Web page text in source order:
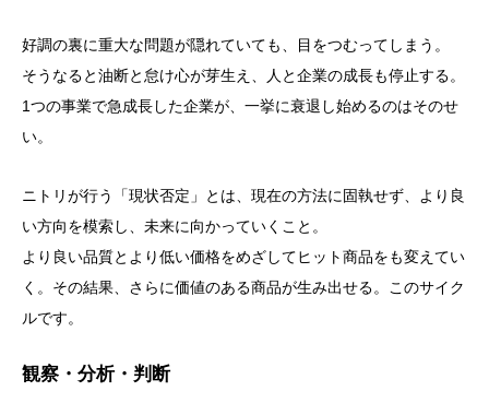
好調の裏に重大な問題が隠れていても、目をつむってしまう。
そうなると油断と怠け心が芽生え、人と企業の成長も停止する。
1つの事業で急成長した企業が、一挙に衰退し始めるのはそのせ
い。
ニトリが行う「現状否定」とは、現在の方法に固執せず、より良
い方向を模索し、未来に向かっていくこと。
より良い品質とより低い価格をめざしてヒット商品をも変えてい
く。その結果、さらに価値のある商品が生み出せる。このサイク
ルです。
観察・分析・判断